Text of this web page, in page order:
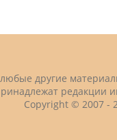
любые другие
редакции
Copyright © 2007 -